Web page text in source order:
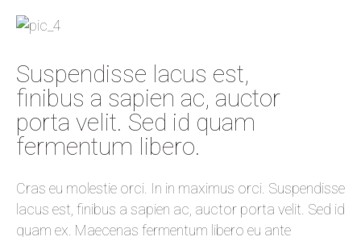
Suspendisse lacus est,
finibus a sapien ac, auctor
porta velit. Sed id quam
fermentum libero.
Cras eu molestie orci. In in maximus orci. Suspendisse
lacus est, finibus a sapien ac, auctor porta velit. Sed id
quam ex. Maecenas fermentum libero eu ante